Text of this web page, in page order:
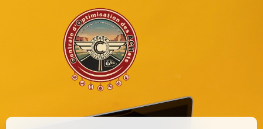
Se Connecter
Adhérer
Accès visiteur